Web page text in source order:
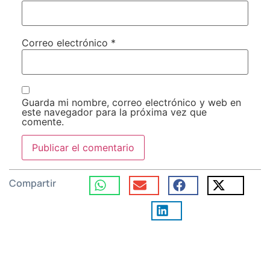
Correo electrónico *
Guarda mi nombre, correo electrónico y web en
este navegador para la próxima vez que
comente.
Compartir